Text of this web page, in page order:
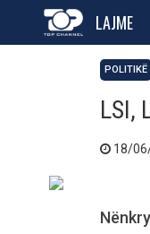
LAJME
POLITIKË
LSI,
18/